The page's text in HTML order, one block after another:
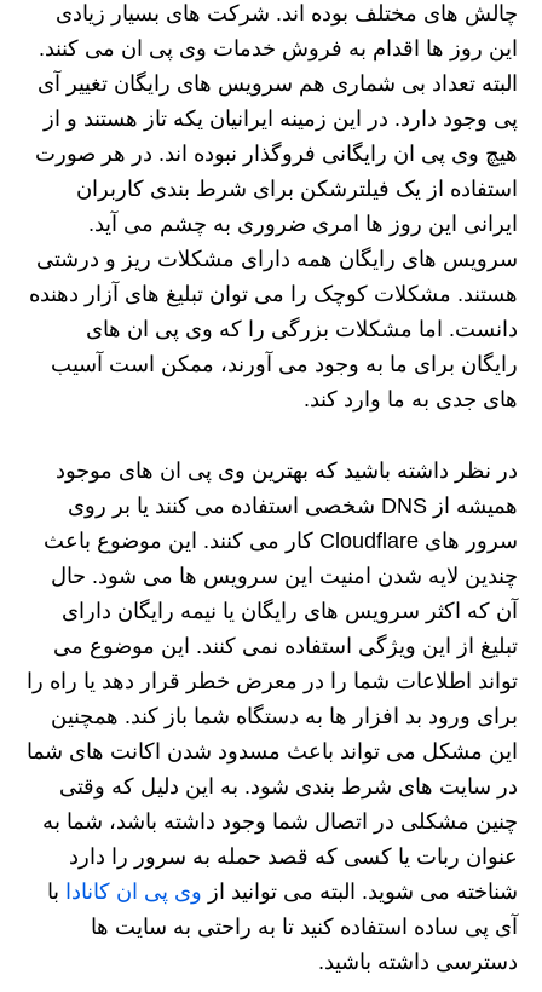
چالش های مختلف بوده اند. شرکت های بسیار زیادی
این روز ها اقدام به فروش خدمات وی پی ان می کنند.
البته تعداد بی شماری هم سرویس های رایگان تغییر آی
پی وجود دارد. در این زمینه ایرانیان یکه تاز هستند و از
هیچ وی پی ان رایگانی فروگذار نبوده اند. در هر صورت
استفاده از یک فیلترشکن برای شرط بندی کاربران
ایرانی این روز ها امری ضروری به چشم می آید.
سرویس های رایگان همه دارای مشکلات ریز و درشتی
هستند. مشکلات کوچک را می توان تبلیغ های آزار دهنده
دانست. اما مشکلات بزرگی را که وی پی ان های
رایگان برای ما به وجود می آورند، ممکن است آسیب
های جدی به ما وارد کند.
در نظر داشته باشید که بهترین وی پی ان های موجود
همیشه از DNS شخصی استفاده می کنند یا بر روی
سرور های Cloudflare کار می کنند. این موضوع باعث
چندین لایه شدن امنیت این سرویس ها می شود. حال
آن که اکثر سرویس های رایگان یا نیمه رایگان دارای
تبلیغ از این ویژگی استفاده نمی کنند. این موضوع می
تواند اطلاعات شما را در معرض خطر قرار دهد یا راه را
برای ورود بد افزار ها به دستگاه شما باز کند. همچنین
این مشکل می تواند باعث مسدود شدن اکانت های شما
در سایت های شرط بندی شود. به این دلیل که وقتی
چنین مشکلی در اتصال شما وجود داشته باشد، شما به
عنوان ربات یا کسی که قصد حمله به سرور را دارد
شناخته می شوید. البته می توانید از وی پی ان کانادا با
آی پی ساده استفاده کنید تا به راحتی به سایت ها
دسترسی داشته باشید.